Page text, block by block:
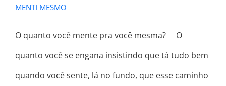
MENTI MESMO
O quanto você mente pra você mesma? ⠀ O
quanto você se engana insistindo que tá tudo bem
quando você sente, lá no fundo, que esse caminho